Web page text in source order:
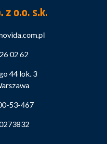
z o.o. s.k.
02 62
44 lok. 3
53-467